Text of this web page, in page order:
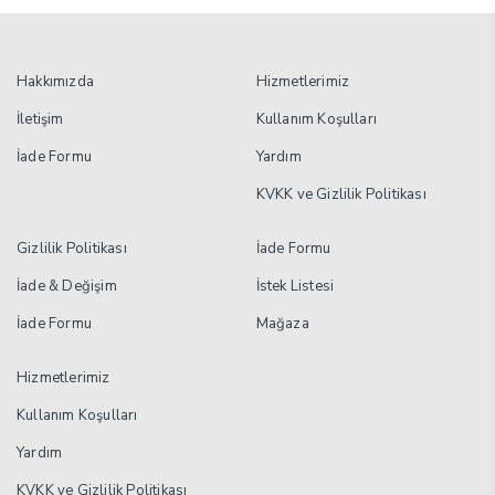
Hakkımızda
İletişim
İade Formu
Hizmetlerimiz
Kullanım Koşulları
Yardım
KVKK ve Gizlilik Politikası
Gizlilik Politikası
İade & Değişim
İade Formu
İade Formu
İstek Listesi
Mağaza
Hizmetlerimiz
Kullanım Koşulları
Yardım
KVKK ve Gizlilik Politikası